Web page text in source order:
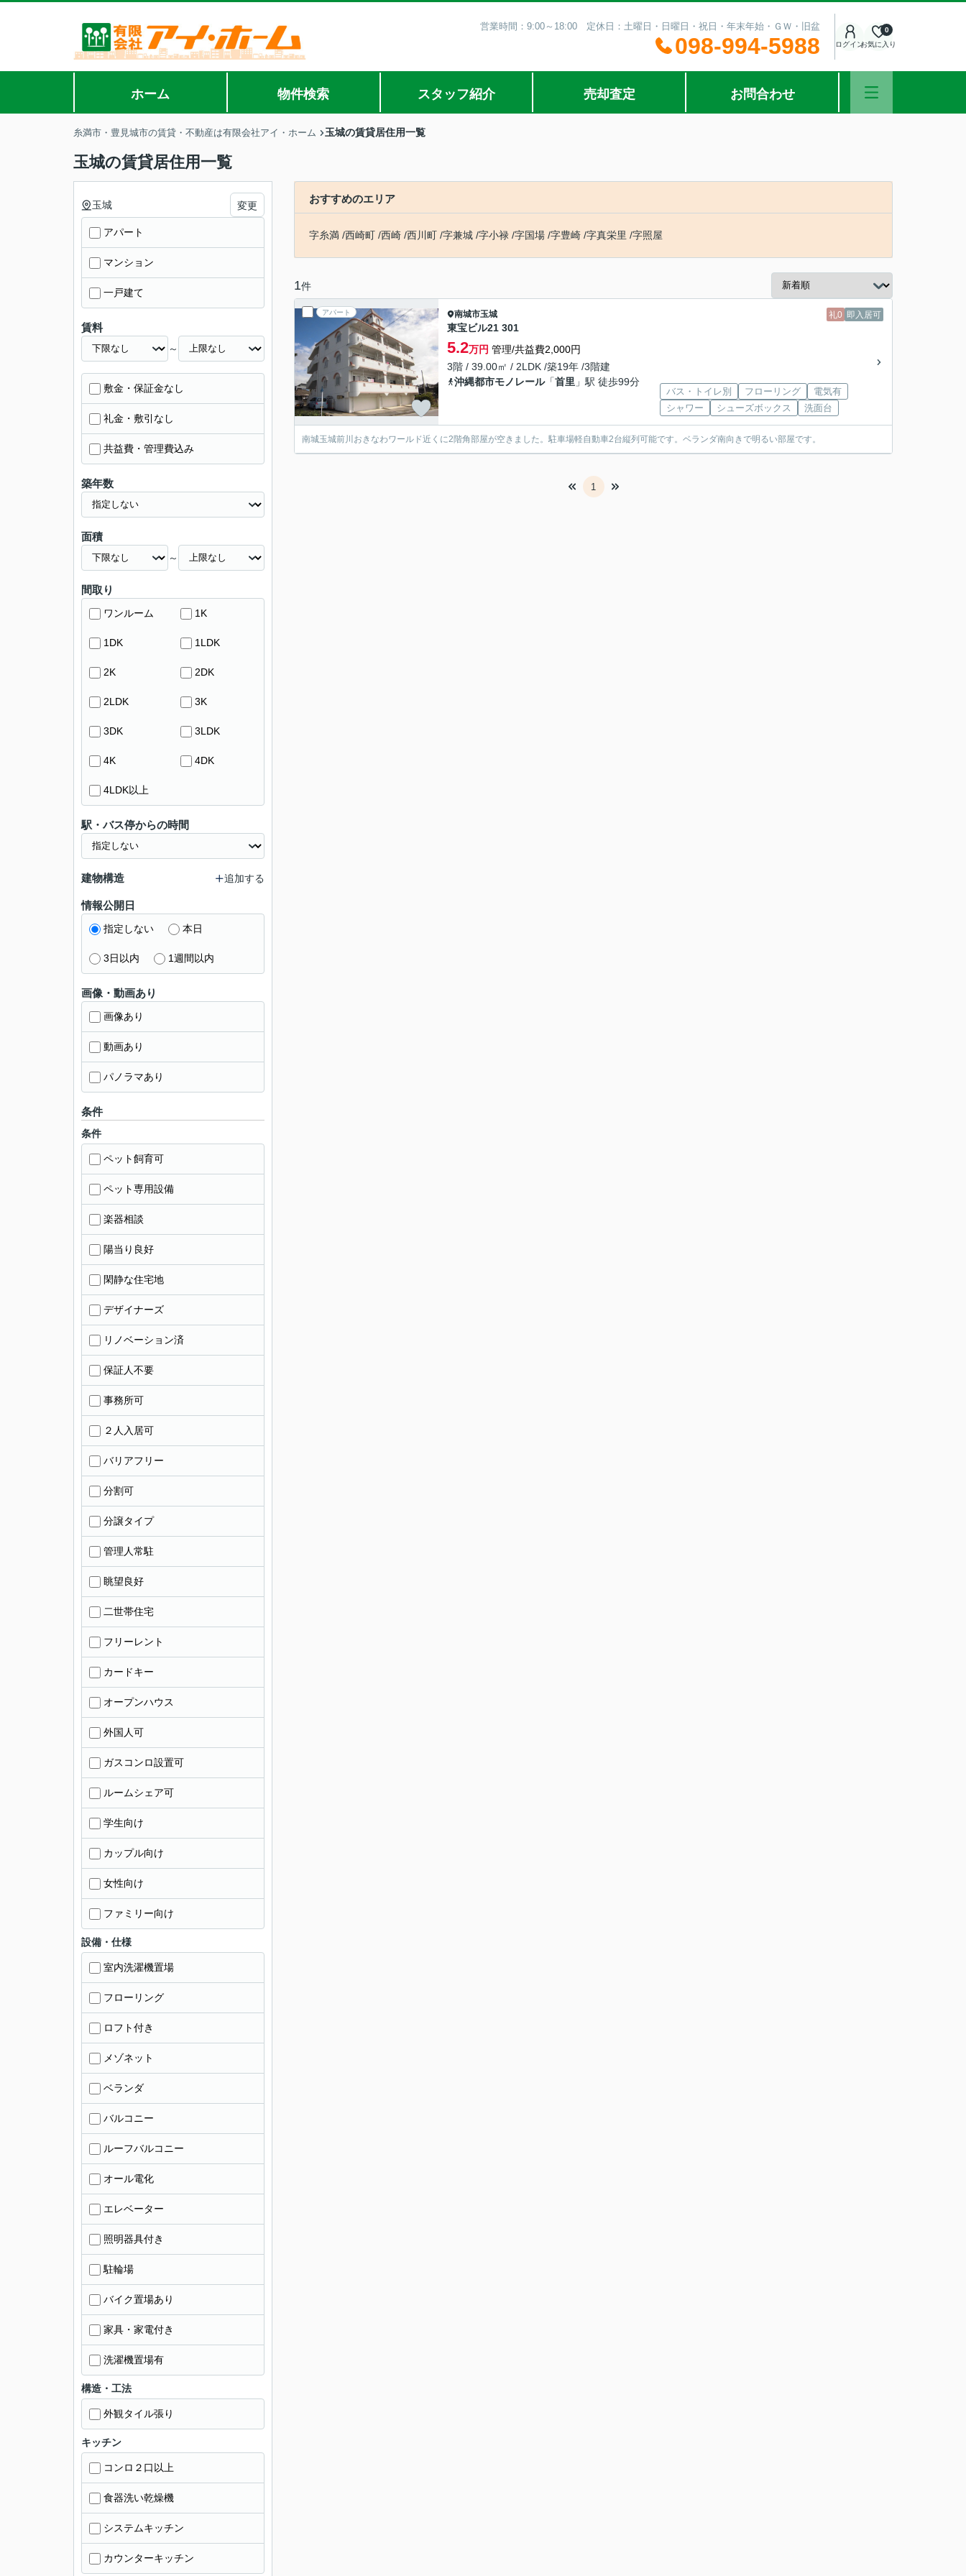
営業時間：9:00～18:00 定休日：土曜日・日曜日・祝日・年末年始・ＧＷ・旧盆
098-994-5988 ログインお気に入り
0
ホーム 物件検索 スタッフ紹介 売却査定 お問合わせ
糸満市・豊見城市の賃貸・不動産は有限会社アイ・ホーム 玉城の賃貸居住用一覧
玉城の賃貸居住用一覧
おすすめのエリア
字糸満 /西崎町 /西崎 /西川町 /字兼城 /字小禄 /字国場 /字豊崎 /字真栄里 /字照屋
1件
アパート 礼0 即入居可
南城市玉城
東宝ビル21 301
5.2万円 管理/共益費2,000円
3階 / 39.00㎡ / 2LDK /築19年 /3階建
沖縄都市モノレール「首里 」駅 徒歩99分
バス・トイレ別 フローリング
電気有
シャワー
シューズボックス 洗面台
南城玉城前川おきなわワールド近くに2階角部屋が空きました。駐車場軽自動車2台縦列可能です。ベランダ南向きで明るい部屋です。
1
玉城 変更
アパート
マンション
一戸建て
賃料
～
敷金・保証金なし
礼金・敷引なし
共益費・管理費込み
築年数
面積
～
間取り
ワンルーム 1K
1DK 1LDK
2K 2DK
2LDK 3K
3DK 3LDK
4K 4DK
4LDK以上
駅・バス停からの時間
建物構造 追加する
情報公開日
指定しない 本日
3日以内 1週間以内
画像・動画あり
画像あり
動画あり
パノラマあり
条件
条件
ペット飼育可
ペット専用設備
楽器相談
陽当り良好
閑静な住宅地
デザイナーズ
リノベーション済
保証人不要
事務所可
２人入居可
バリアフリー
分割可
分譲タイプ
管理人常駐
眺望良好
二世帯住宅
フリーレント
カードキー
オープンハウス
外国人可
ガスコンロ設置可
ルームシェア可
学生向け
カップル向け
女性向け
ファミリー向け
設備・仕様
室内洗濯機置場
フローリング
ロフト付き
メゾネット
ベランダ
バルコニー
ルーフバルコニー
オール電化
エレベーター
照明器具付き
駐輪場
バイク置場あり
家具・家電付き
洗濯機置場有
構造・工法
外観タイル張り
キッチン
コンロ２口以上
食器洗い乾燥機
システムキッチン
カウンターキッチン